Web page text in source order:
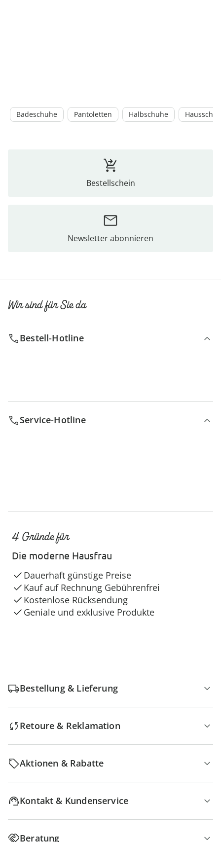
Badeschuhe Pantoletten Halbschuhe
Bestellschein
Newsletter abonnieren
Wir sind für Sie da
Bestell-Hotline
Service-Hotline
4 Gründe für
Die moderne Hausfrau
Dauerhaft günstige Preise
Kauf auf Rechnung Gebührenfrei
Kostenlose Rücksendung
Geniale und exklusive Produkte
Bestellung & Lieferung
Retoure & Reklamation
Aktionen & Rabatte
Kontakt & Kundenservice
Beratung